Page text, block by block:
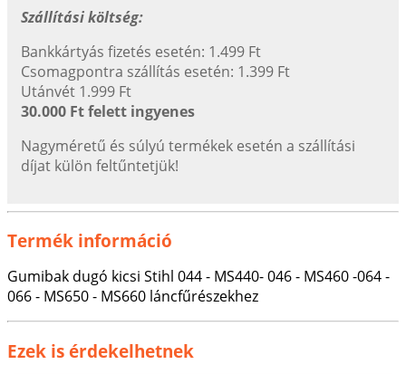
Szállítási költség:
Bankkártyás fizetés esetén: 1.499 Ft
Csomagpontra szállítás esetén: 1.399 Ft
Utánvét 1.999 Ft
30.000 Ft felett ingyenes
Nagyméretű és súlyú termékek esetén a szállítási
díjat külön feltűntetjük!
Termék információ
Gumibak dugó kicsi Stihl 044 - MS440- 046 - MS460 -064 -
066 - MS650 - MS660 láncfűrészekhez
Ezek is érdekelhetnek